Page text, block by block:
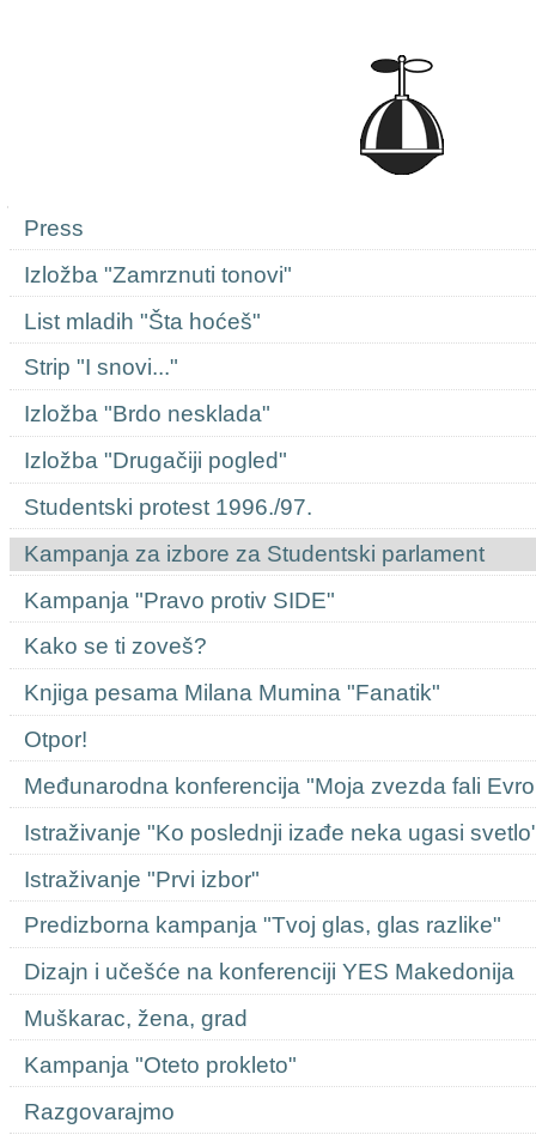
Press
Izložba "Zamrznuti tonovi"
List mladih "Šta hoćeš"
Strip "I snovi..."
Izložba "Brdo nesklada"
Izložba "Drugačiji pogled"
Studentski protest 1996./97.
Kampanja za izbore za Studentski parlament
Kampanja "Pravo protiv SIDE"
Kako se ti zoveš?
Knjiga pesama Milana Mumina "Fanatik"
Otpor!
Međunarodna konferencija "Moja zvezda fali
Istraživanje "Ko poslednji izađe neka ugasi
Istraživanje "Prvi izbor"
Predizborna kampanja "Tvoj glas, glas razlike"
Dizajn i učešće na konferenciji YES Makedonija
Muškarac, žena, grad
Kampanja "Oteto prokleto"
Razgovarajmo